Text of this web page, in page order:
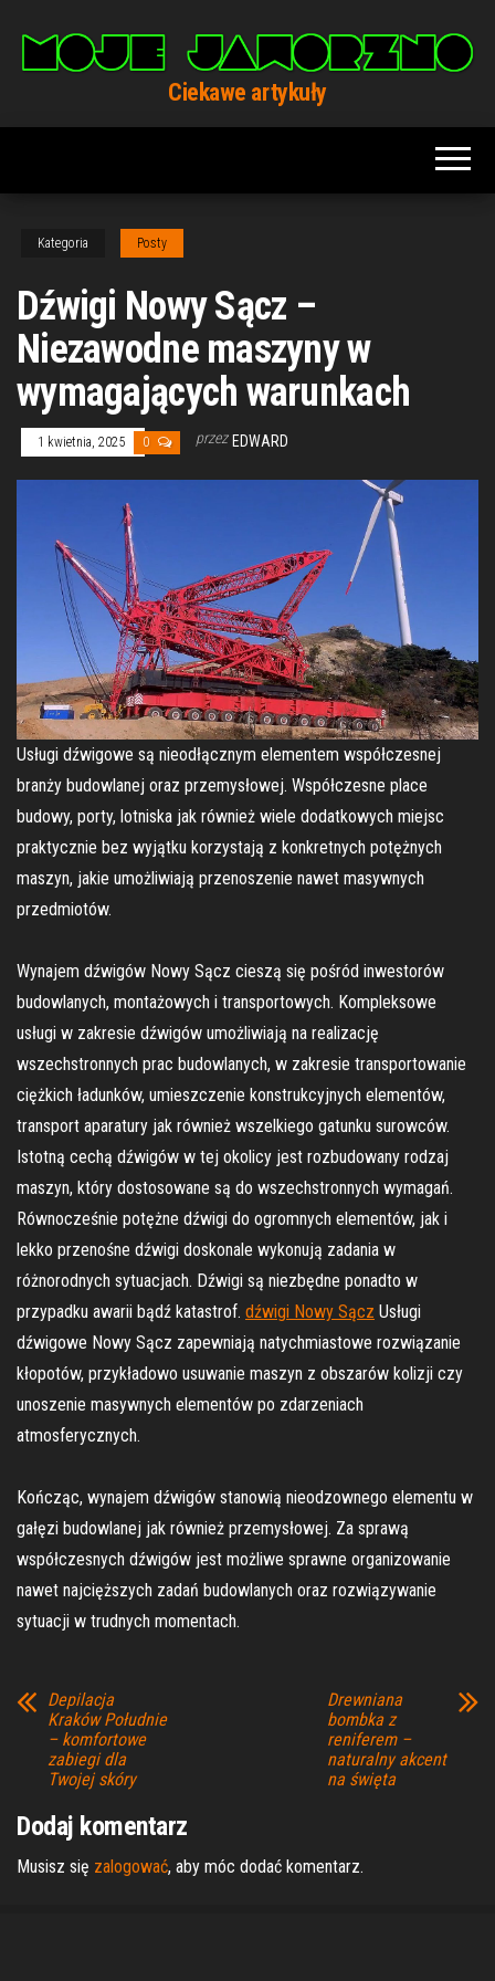
treści
Ciekawe artykuły
Kategoria Posty
Dźwigi Nowy Sącz –
Niezawodne maszyny w
wymagających warunkach
1 kwietnia, 2025 0 przez EDWARD
Usługi dźwigowe są nieodłącznym elementem współczesnej
branży budowlanej oraz przemysłowej. Współczesne place
budowy, porty, lotniska jak również wiele dodatkowych miejsc
praktycznie bez wyjątku korzystają z konkretnych potężnych
maszyn, jakie umożliwiają przenoszenie nawet masywnych
przedmiotów.
Wynajem dźwigów Nowy Sącz cieszą się pośród inwestorów
budowlanych, montażowych i transportowych. Kompleksowe
usługi w zakresie dźwigów umożliwiają na realizację
wszechstronnych prac budowlanych, w zakresie transportowanie
ciężkich ładunków, umieszczenie konstrukcyjnych elementów,
transport aparatury jak również wszelkiego gatunku surowców.
Istotną cechą dźwigów w tej okolicy jest rozbudowany rodzaj
maszyn, który dostosowane są do wszechstronnych wymagań.
Równocześnie potężne dźwigi do ogromnych elementów, jak i
lekko przenośne dźwigi doskonale wykonują zadania w
różnorodnych sytuacjach. Dźwigi są niezbędne ponadto w
przypadku awarii bądź katastrof. dźwigi Nowy Sącz Usługi
dźwigowe Nowy Sącz zapewniają natychmiastowe rozwiązanie
kłopotów, przykładowo usuwanie maszyn z obszarów kolizji czy
unoszenie masywnych elementów po zdarzeniach
atmosferycznych.
Kończąc, wynajem dźwigów stanowią nieodzownego elementu w
gałęzi budowlanej jak również przemysłowej. Za sprawą
współczesnych dźwigów jest możliwe sprawne organizowanie
nawet najcięższych zadań budowlanych oraz rozwiązywanie
sytuacji w trudnych momentach.
Depilacja
Kraków Południe
– komfortowe
zabiegi dla
Twojej skóry
Drewniana
bombka z
reniferem –
naturalny akcent
na święta
Dodaj komentarz
Musisz się zalogować, aby móc dodać komentarz.